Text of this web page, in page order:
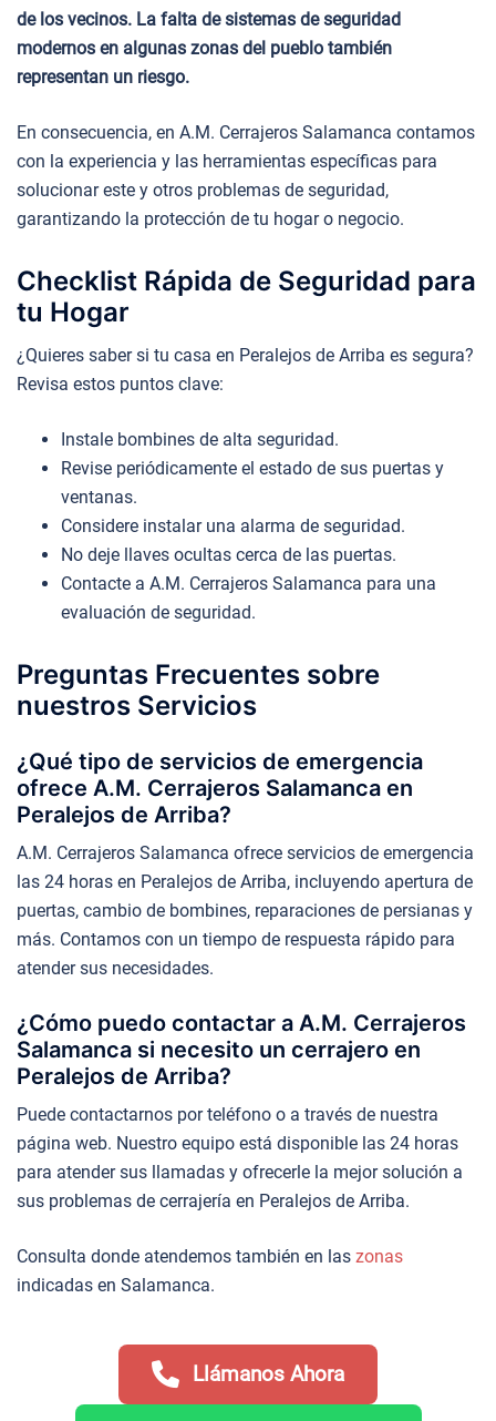
de los vecinos. La falta de sistemas de seguridad
modernos en algunas zonas del pueblo también
representan un riesgo.
En consecuencia, en A.M. Cerrajeros Salamanca contamos
con la experiencia y las herramientas específicas para
solucionar este y otros problemas de seguridad,
garantizando la protección de tu hogar o negocio.
Checklist Rápida de Seguridad para
tu Hogar
¿Quieres saber si tu casa en Peralejos de Arriba es segura?
Revisa estos puntos clave:
Instale bombines de alta seguridad.
Revise periódicamente el estado de sus puertas y
ventanas.
Considere instalar una alarma de seguridad.
No deje llaves ocultas cerca de las puertas.
Contacte a A.M. Cerrajeros Salamanca para una
evaluación de seguridad.
Preguntas Frecuentes sobre
nuestros Servicios
¿Qué tipo de servicios de emergencia
ofrece A.M. Cerrajeros Salamanca en
Peralejos de Arriba?
A.M. Cerrajeros Salamanca ofrece servicios de emergencia
las 24 horas en Peralejos de Arriba, incluyendo apertura de
puertas, cambio de bombines, reparaciones de persianas y
más. Contamos con un tiempo de respuesta rápido para
atender sus necesidades.
¿Cómo puedo contactar a A.M. Cerrajeros
Salamanca si necesito un cerrajero en
Peralejos de Arriba?
Puede contactarnos por teléfono o a través de nuestra
página web. Nuestro equipo está disponible las 24 horas
para atender sus llamadas y ofrecerle la mejor solución a
sus problemas de cerrajería en Peralejos de Arriba.
Consulta donde atendemos también en las zonas
indicadas en Salamanca.
Llámanos Ahora